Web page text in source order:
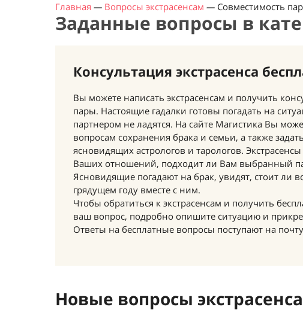
Главная — Вопросы экстрасенсам — Совместимость
Заданные вопросы в
Консультация экстрасенса
Вы можете написать экстрасенсам и получить
пары. Настоящие гадалки готовы погадать на
партнером не ладятся. На сайте Магистика Вы
вопросам сохранения брака и семьи, а также
ясновидящих астрологов и тарологов.
Ваших отношений, подходит ли Вам выбранный
Ясновидящие погадают на брак, увидят, стоит ли
грядущем году вместе с ним.
Чтобы обратиться к экстрасенсам и получить
ваш вопрос, подробно опишите ситуацию и
Ответы на бесплатные вопросы поступают на
Новые вопросы